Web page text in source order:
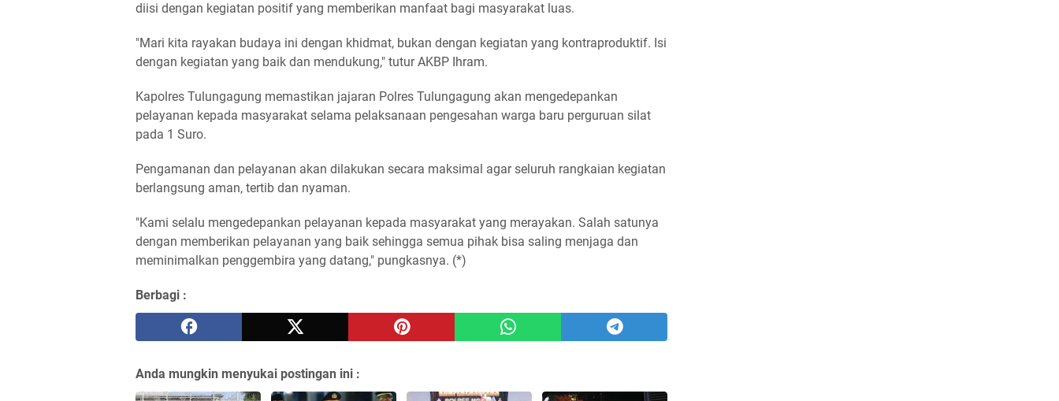
diisi dengan kegiatan positif yang memberikan manfaat bagi masyarakat luas.
"Mari kita rayakan budaya ini dengan khidmat, bukan dengan kegiatan yang kontraproduktif. Isi
dengan kegiatan yang baik dan mendukung," tutur AKBP Ihram.
Kapolres Tulungagung memastikan jajaran Polres Tulungagung akan mengedepankan
pelayanan kepada masyarakat selama pelaksanaan pengesahan warga baru perguruan silat
pada 1 Suro.
Pengamanan dan pelayanan akan dilakukan secara maksimal agar seluruh rangkaian kegiatan
berlangsung aman, tertib dan nyaman.
"Kami selalu mengedepankan pelayanan kepada masyarakat yang merayakan. Salah satunya
dengan memberikan pelayanan yang baik sehingga semua pihak bisa saling menjaga dan
meminimalkan penggembira yang datang," pungkasnya. (*)
Berbagi :
Anda mungkin menyukai postingan ini :